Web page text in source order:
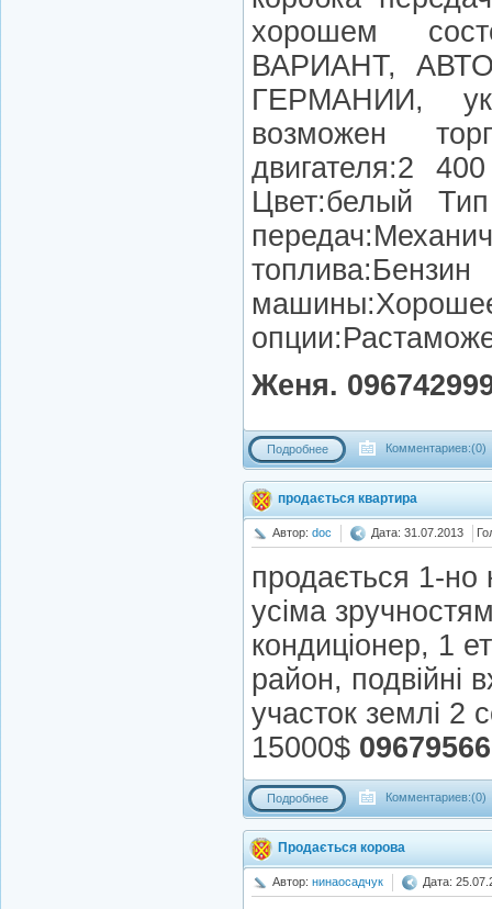
хорошем
ВАРИАНТ,
ГЕРМАНИИ,
возможен
двигателя:2
Цвет:белый
Женя.
Подробнее Комментариев:(0)
продається квартира
Автор: doc Дата: 31.07.2013
продається 1-но
усіма
кондиціонер, 1
район, подвійні
участок землі 2
15000$
Подробнее Комментариев:(0)
Продається корова
Автор: нинаосадчук Дата: